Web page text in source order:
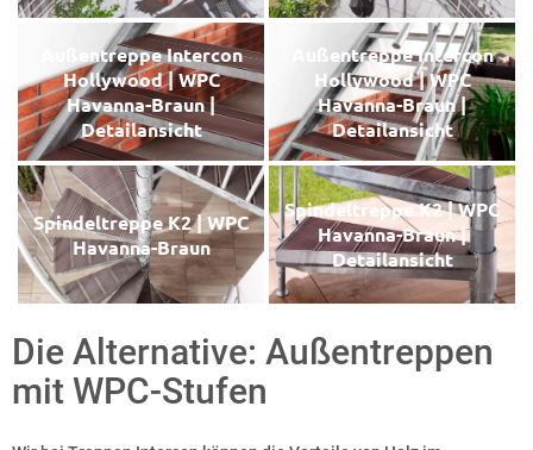
Außentreppe Intercon
Hollywood | WPC
Havanna-Braun |
Detailansicht
Außentreppe Intercon
Hollywood | WPC
Havanna-Braun |
Detailansicht
Spindeltreppe K2 | WPC
Havanna-Braun
Spindeltreppe K2 | WPC
Havanna-Braun |
Detailansicht
Die Alternative: Außentreppen
mit WPC-Stufen